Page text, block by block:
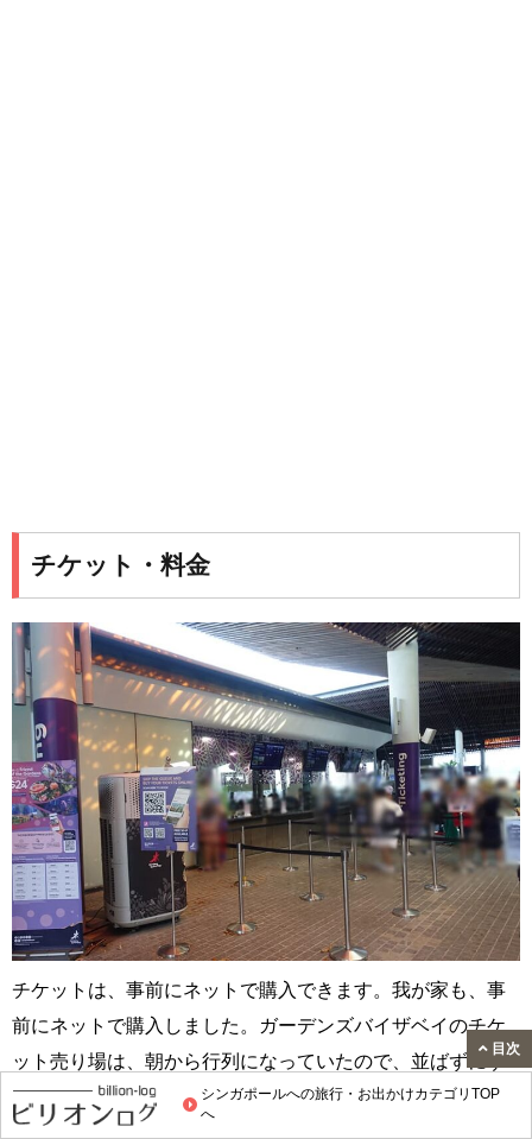
シンガポールへの旅行・お出かけカテゴリTOP
へ
チケット・料金
チケットは、事前にネットで購入できます。我が家も、事
前にネットで購入しました。ガーデンズバイザベイのチケ
ット売り場は、朝から行列になっていたので、並ばずにす
んでよかったです。
目次